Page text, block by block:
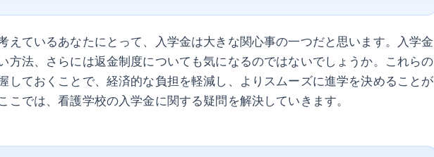
えているあなたにとって、入学金は大きな関心事の一つだと思います。入学金
方法、さらには返金制度についても気になるのではないでしょうか。これらの
しておくことで、経済的な負担を軽減し、よりスムーズに進学を決めることが
こでは、看護学校の入学金に関する疑問を解決していきます。